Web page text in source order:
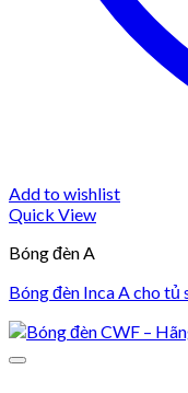
Add to wishlist
Quick View
Bóng đèn A
Bóng đèn Inca A cho